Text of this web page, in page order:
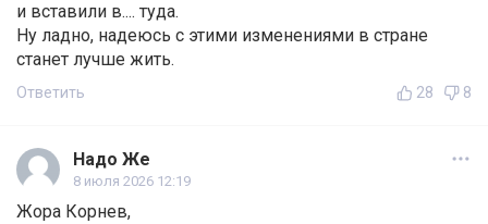
и вставили в.... туда.
Ну ладно, надеюсь с этими изменениями в стране
станет лучше жить.
Ответить 28 8
Надо Же
8 июля 2026 12:19
Жора Корнев,